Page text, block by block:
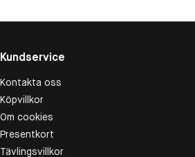
Kundservice
Kontakta oss
Köpvillkor
Om cookies
Presentkort
Tävlingsvillkor